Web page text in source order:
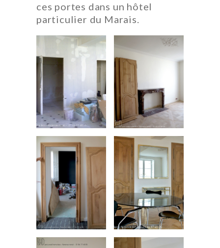
ces portes dans un hôtel
particulier du Marais.